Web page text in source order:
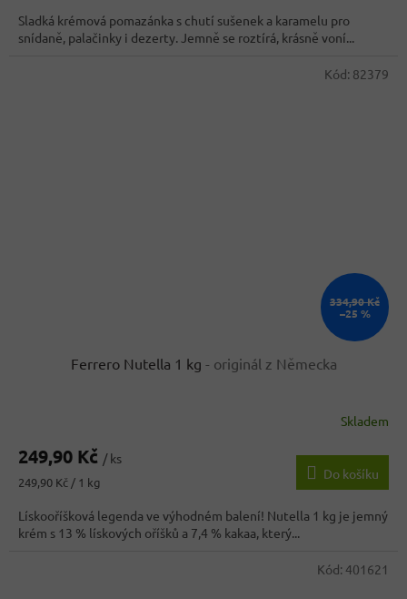
Sladká krémová pomazánka s chutí sušenek a karamelu pro
snídaně, palačinky i dezerty. Jemně se roztírá, krásně voní...
334,90 Kč
–25 %
Ferrero Nutella 1 kg - originál z Německa
produktu
3,6
z
5
hvězdiček.
Skladem
249,90 Kč / ks
Měrná
249,90 Kč / 1 kg
Do košíku
Lískooříšková legenda ve výhodném balení! Nutella 1 kg je jemný
krém s 13 % lískových oříšků a 7,4 % kakaa, který...
Kód: 82379
Kód: 401621